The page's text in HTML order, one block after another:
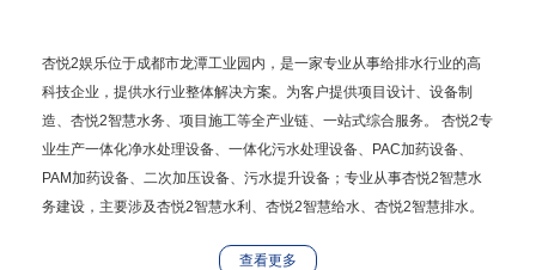
杏悦2娱乐位于成都市龙潭工业园内，是一家专业从事给排水行业的高
科技企业，提供水行业整体解决方案。为客户提供项目设计、设备制
造、杏悦2智慧水务、项目施工等全产业链、一站式综合服务。 杏悦2专
业生产一体化净水处理设备、一体化污水处理设备、PAC加药设备、
PAM加药设备、二次加压设备、污水提升设备；专业从事杏悦2智慧水
务建设，主要涉及杏悦2智慧水利、杏悦2智慧给水、杏悦2智慧排水。
队和安装调试团队，负责给排水工艺设备的安装调试，管路焊接安装.
查看更多